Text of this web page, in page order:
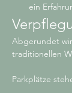
ein
Abgerundet
traditionellen
Parkplätze